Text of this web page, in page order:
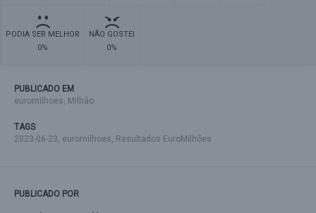
PODIA SER MELHOR
0%
NÃO GOSTEI
0%
PUBLICADO EM
euromilhoes, Milhão
TAGS
2023-06-23, euromilhoes, Resultados EuroMilhões
PUBLICADO POR